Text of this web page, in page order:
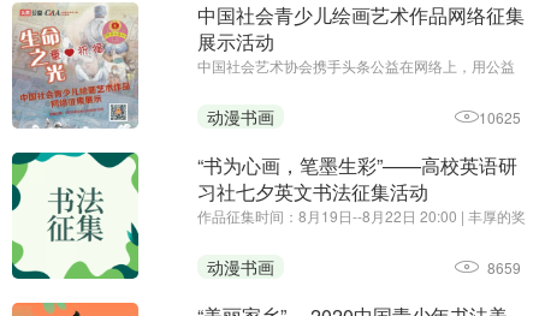
中国社会青少儿绘画艺术作品网络征集
展示活动
中国社会艺术协会携手头条公益在网络上，用公益
达对曾经战斗在疫情第一线的爸爸妈妈、叔叔阿姨
们的祈福和思念，以颗颗童心向白衣天使致敬！
动漫书画 10625
“书为心画，笔墨生彩”——高校英语研
习社七夕英文书法征集活动
作品征集时间：8月19日--8月22日 20:00 | 丰厚的奖
动漫书画 8659